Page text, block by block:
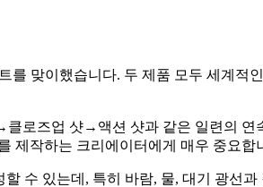
를 맞이했습니다. 두 제품 모두 세계적
로즈업 샷→액션 샷과 같은 일련의 연
제작하는 크리에이터에게 매우 중요합
수 있는데, 특히 바람, 물, 대기 광선